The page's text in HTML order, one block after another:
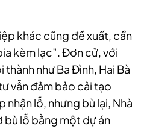
khác cũng đề xuất, cần
kèm lạc”. Đơn cử, với
như Ba Đình, Hai Bà
vẫn đảm bảo cải tạo
lỗ, nhưng bù lại, Nhà
lỗ bằng một dự án